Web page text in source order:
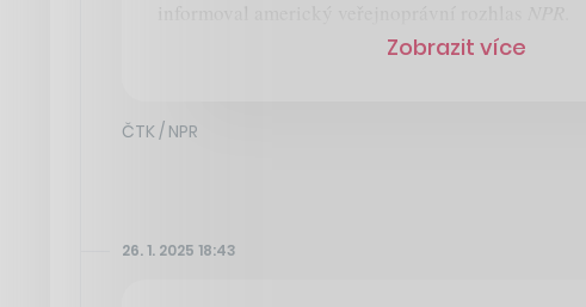
Zobrazit více
ČTK / NPR
26. 1. 2025 18:43